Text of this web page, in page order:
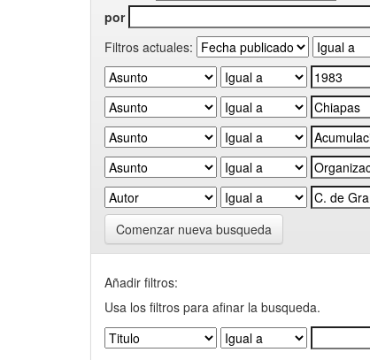
por
Filtros actuales:
Comenzar nueva busqueda
Añadir filtros:
Usa los filtros para afinar la busqueda.